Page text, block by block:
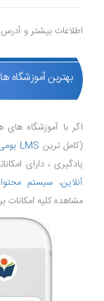
اطلاعات بیشتر و
بهترین آموزشگاه
اگر با آموزشگاه
(کامل ترین LMS بومی ایران
یادگیری ، دارای
آنلاین،سیستم
مشاهده کلیه امکانات